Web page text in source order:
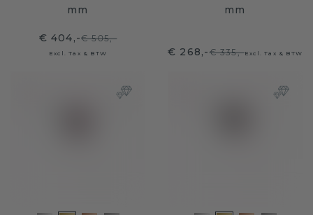
mm
€ 404,-€ 505,-
Excl. Tax & BTW
mm
€ 268,-€ 335,-Excl. Tax & BTW